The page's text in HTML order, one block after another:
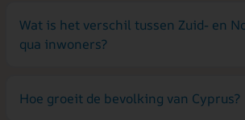
Wat is het verschil tussen Zuid- en
qua inwoners?
Hoe groeit de bevolking van Cyprus?